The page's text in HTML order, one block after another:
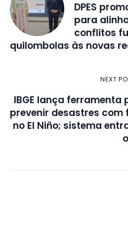
DPES
para
conflitos
quilombolas às novas
NEXT
IBGE lança ferramenta
prevenir desastres com
no El Niño; sistema